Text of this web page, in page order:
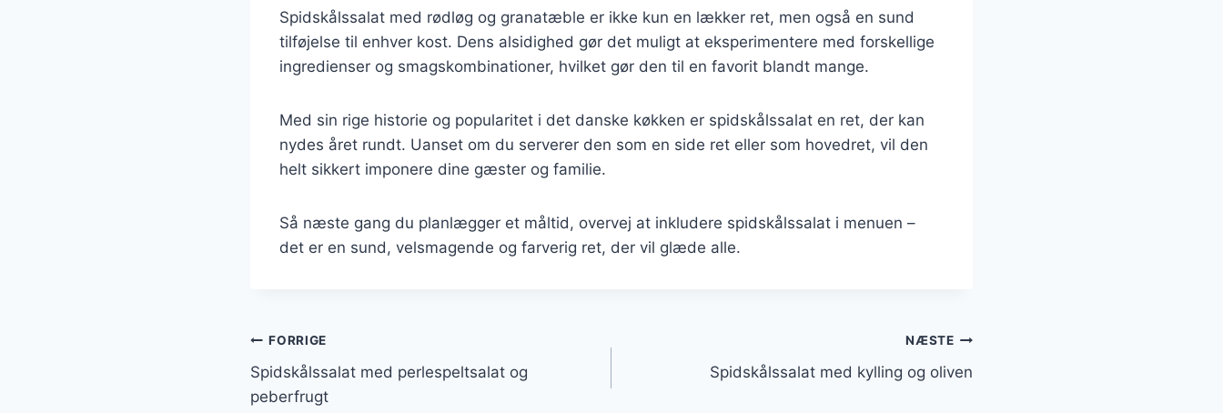
Spidskålssalat med rødløg og granatæble er ikke kun en lækker ret, men også en sund
tilføjelse til enhver kost. Dens alsidighed gør det muligt at eksperimentere med forskellige
ingredienser og smagskombinationer, hvilket gør den til en favorit blandt mange.
Med sin rige historie og popularitet i det danske køkken er spidskålssalat en ret, der kan
nydes året rundt. Uanset om du serverer den som en side ret eller som hovedret, vil den
helt sikkert imponere dine gæster og familie.
Så næste gang du planlægger et måltid, overvej at inkludere spidskålssalat i menuen –
det er en sund, velsmagende og farverig ret, der vil glæde alle.
Indlægsnavigation
FORRIGE
Spidskålssalat med perlespeltsalat og
peberfrugt
NÆSTE
Spidskålssalat med kylling og oliven